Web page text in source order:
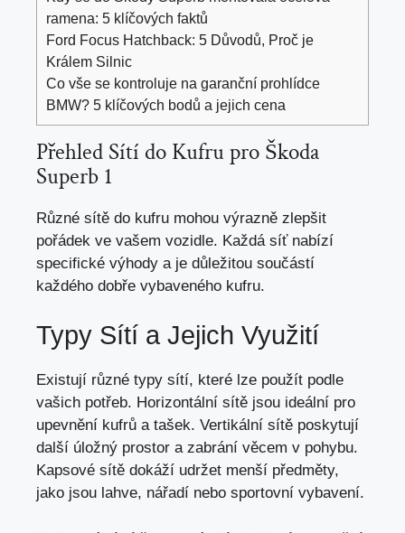
ramena: 5 klíčových faktů
Ford Focus Hatchback: 5 Důvodů, Proč je
Králem Silnic
Co vše se kontroluje na garanční prohlídce
BMW? 5 klíčových bodů a jejich cena
Přehled Sítí do Kufru pro Škoda
Superb 1
Různé sítě do kufru mohou výrazně zlepšit
pořádek ve vašem vozidle. Každá síť nabízí
specifické výhody a je důležitou součástí
každého dobře vybaveného kufru.
Typy Sítí a Jejich Využití
Existují různé typy sítí, které lze použít podle
vašich potřeb. Horizontální sítě jsou ideální pro
upevnění kufrů a tašek. Vertikální sítě poskytují
další úložný prostor a zabrání věcem v pohybu.
Kapsové sítě dokáží udržet menší předměty,
jako jsou lahve, nářadí nebo sportovní vybavení.